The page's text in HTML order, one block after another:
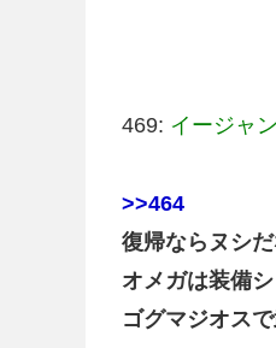
469: イージャ
>>464
復帰ならヌシ
オメガは装備
ゴグマジオス